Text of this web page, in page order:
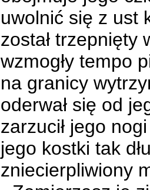
uwolnić się z ust
został trzepnięty
wzmogły tempo
na granicy
oderwał się od
zarzucił jego
jego kostki tak
zniecierpliwiony